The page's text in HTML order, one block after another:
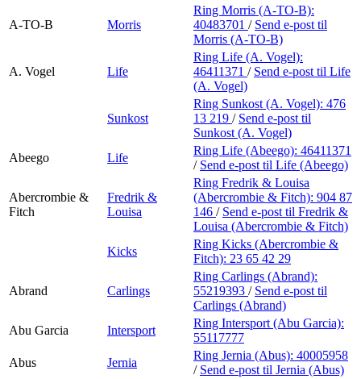
Gavekort
A-TO-B Morris
Ring Morris (A-TO-B):
40483701 / Send e-post til
Morris (A-TO-B)
A. Vogel Life
Ring Life (A. Vogel):
46411371 / Send e-post til Life
(A. Vogel)
Sunkost
Ring Sunkost (A. Vogel): 476
13 219 / Send e-post til
Sunkost (A. Vogel)
Abeego
Life
Ring Life (Abeego): 46411371
/ Send e-post til Life (Abeego)
Abercrombie &
Fitch
Fredrik &
Louisa
Ring Fredrik & Louisa
(Abercrombie & Fitch): 904 87
146 / Send e-post til Fredrik &
Louisa (Abercrombie & Fitch)
Kicks
Ring Kicks (Abercrombie &
Fitch): 23 65 42 29
Abrand Carlings
Ring Carlings (Abrand):
55219393 / Send e-post til
Carlings (Abrand)
Abu Garcia
Intersport
Ring Intersport (Abu Garcia):
55117777
Abus
Jernia
Ring Jernia (Abus): 40005958
/ Send e-post til Jernia (Abus)